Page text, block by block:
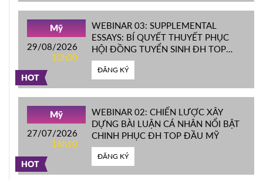
HOT
Mỹ
29/08/2026
10h00
WEBINAR 03: SUPPLEMENTAL
ESSAYS: BÍ QUYẾT THUYẾT PHỤC
HỘI ĐỒNG TUYỂN SINH ĐH TOP
ĐẦU MỸ
ĐĂNG KÝ
HOT
Mỹ
27/07/2026
16h10
WEBINAR 02: CHIẾN LƯỢC XÂY
DỰNG BÀI LUẬN CÁ NHÂN NỔI BẬT
CHINH PHỤC ĐH TOP ĐẦU MỸ
ĐĂNG KÝ